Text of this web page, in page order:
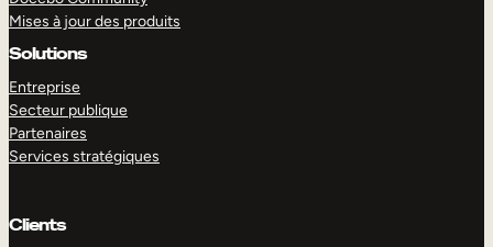
Mises à jour des produits
Solutions
Entreprise
Secteur publique
Partenaires
Services stratégiques
Clients